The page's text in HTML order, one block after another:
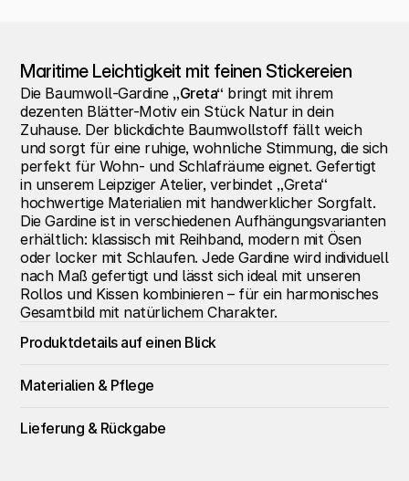
Maritime Leichtigkeit mit feinen Stickereien
Die Baumwoll-Gardine „Greta“ bringt mit ihrem
dezenten Blätter-Motiv ein Stück Natur in dein
Zuhause. Der blickdichte Baumwollstoff fällt weich
und sorgt für eine ruhige, wohnliche Stimmung, die sich
perfekt für Wohn- und Schlafräume eignet. Gefertigt
in unserem Leipziger Atelier, verbindet „Greta“
hochwertige Materialien mit handwerklicher Sorgfalt.
Die Gardine ist in verschiedenen Aufhängungsvarianten
erhältlich: klassisch mit Reihband, modern mit Ösen
oder locker mit Schlaufen. Jede Gardine wird individuell
nach Maß gefertigt und lässt sich ideal mit unseren
Rollos und Kissen kombinieren – für ein harmonisches
Gesamtbild mit natürlichem Charakter.
Produktdetails auf einen Blick
Materialien & Pflege
Lieferung & Rückgabe